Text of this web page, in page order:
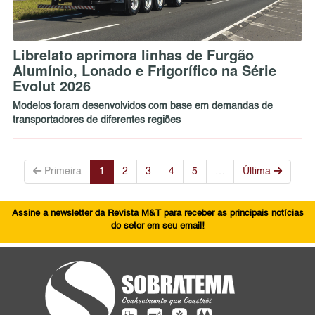
Librelato aprimora linhas de Furgão
Alumínio, Lonado e Frigorífico na Série
Evolut 2026
Modelos foram desenvolvidos com base em demandas de
transportadores de diferentes regiões
Primeira 1 2 3 4 5 Última
Assine a newsletter da Revista M&T para receber as principais notícias
do setor em seu email!